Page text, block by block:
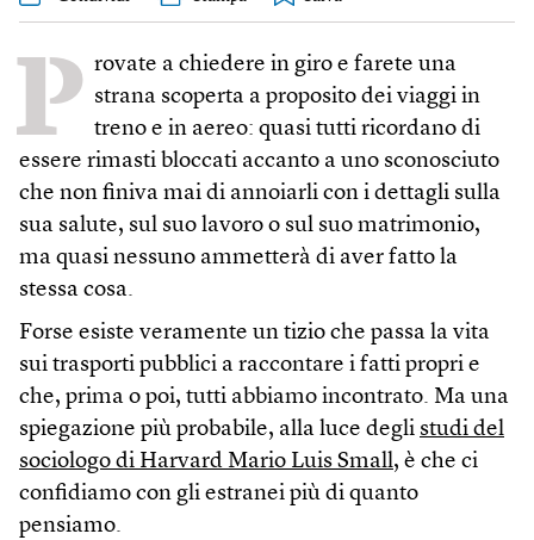
P rovate a chiedere in giro e farete una
strana scoperta a proposito dei viaggi in
treno e in aereo: quasi tutti ricordano di
essere rimasti bloccati accanto a uno sconosciuto
che non finiva mai di annoiarli con i dettagli sulla
sua salute, sul suo lavoro o sul suo matrimonio,
ma quasi nessuno ammetterà di aver fatto la
stessa cosa.
Forse esiste veramente un tizio che passa la vita
sui trasporti pubblici a raccontare i fatti propri e
che, prima o poi, tutti abbiamo incontrato. Ma una
spiegazione più probabile, alla luce degli studi del
sociologo di Harvard Mario Luis Small, è che ci
confidiamo con gli estranei più di quanto
pensiamo.